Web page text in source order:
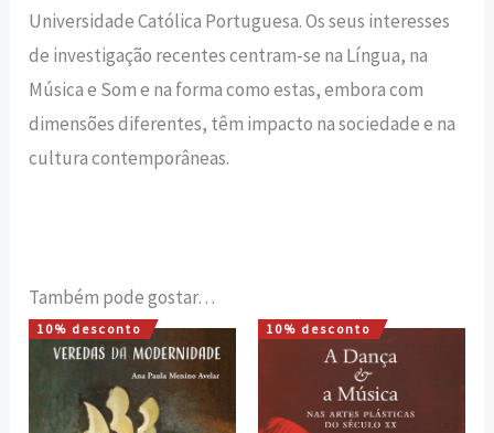
Universidade Católica Portuguesa. Os seus interesses
de investigação recentes centram-se na Língua, na
Música e Som e na forma como estas, embora com
dimensões diferentes, têm impacto na sociedade e na
cultura contemporâneas.
Também pode gostar…
10% desconto
O
preço
original
era:
16,00 €.
O
preço
atual
é:
14,40 €.
10% desconto
O
preço
original
era:
12,00 €.
O
preço
atual
é:
10,80 €.